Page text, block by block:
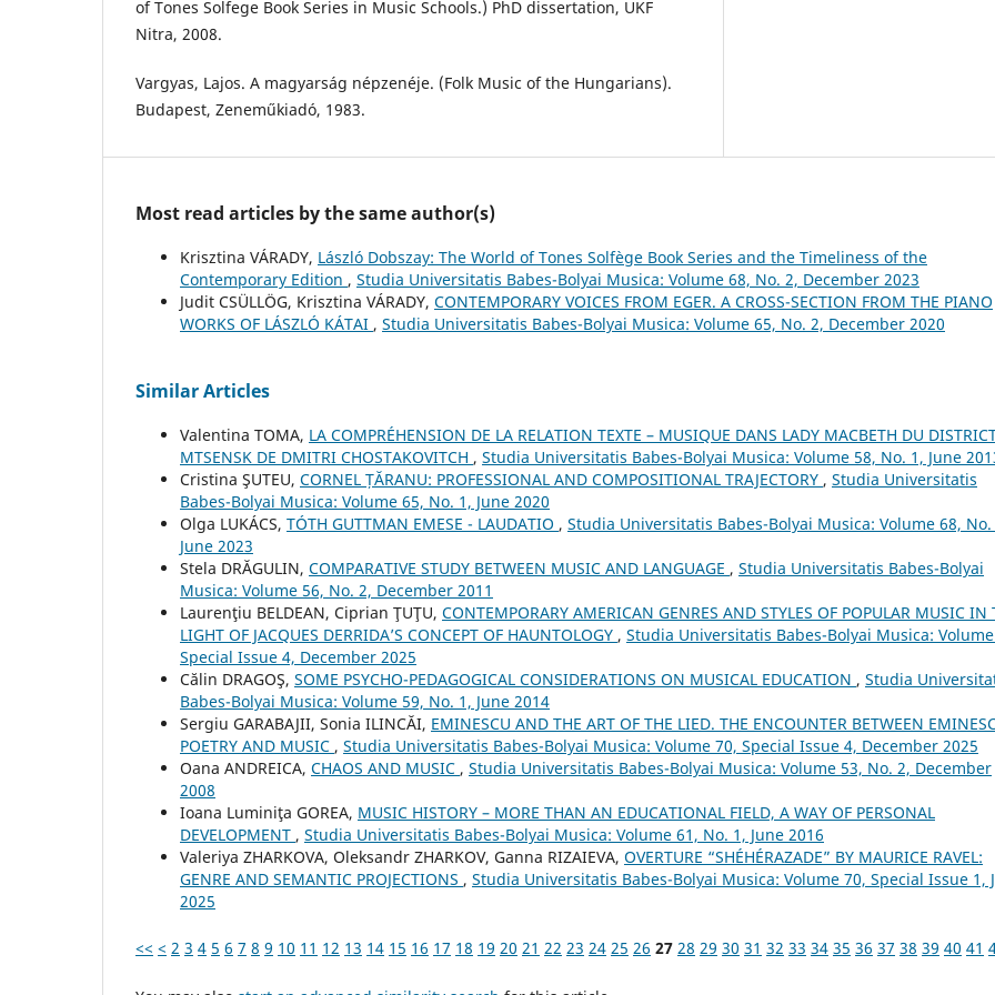
of Tones Solfege Book Series in Music Schools.) PhD dissertation, UKF
Nitra, 2008.
Vargyas, Lajos. A magyarság népzenéje. (Folk Music of the Hungarians).
Budapest, Zeneműkiadó, 1983.
Most read articles by the same author(s)
Krisztina VÁRADY, László Dobszay: The World of Tones Solfège Book Series and the Timeliness of the
Contemporary Edition , Studia Universitatis Babes-Bolyai Musica: Volume 68, No. 2, December 2023
Judit CSÜLLÖG, Krisztina VÁRADY, CONTEMPORARY VOICES FROM EGER. A CROSS-SECTION FROM THE PIANO
WORKS OF LÁSZLÓ KÁTAI , Studia Universitatis Babes-Bolyai Musica: Volume 65, No. 2, December 2020
Similar Articles
Valentina TOMA, LA COMPRÉHENSION DE LA RELATION TEXTE – MUSIQUE DANS LADY MACBETH DU
MTSENSK DE DMITRI CHOSTAKOVITCH , Studia Universitatis Babes-Bolyai Musica: Volume 58, No. 1, June
Cristina ŞUTEU, CORNEL ȚĂRANU: PROFESSIONAL AND COMPOSITIONAL TRAJECTORY , Studia Universitatis
Babes-Bolyai Musica: Volume 65, No. 1, June 2020
Olga LUKÁCS, TÓTH GUTTMAN EMESE - LAUDATIO , Studia Universitatis Babes-Bolyai Musica: Volume 68, No.
June 2023
Stela DRĂGULIN, COMPARATIVE STUDY BETWEEN MUSIC AND LANGUAGE , Studia Universitatis Babes-Bolyai
Musica: Volume 56, No. 2, December 2011
Laurenţiu BELDEAN, Ciprian ŢUŢU, CONTEMPORARY AMERICAN GENRES AND STYLES OF POPULAR MUSIC IN
LIGHT OF JACQUES DERRIDA’S CONCEPT OF HAUNTOLOGY , Studia Universitatis Babes-Bolyai Musica:
Special Issue 4, December 2025
Călin DRAGOŞ, SOME PSYCHO-PEDAGOGICAL CONSIDERATIONS ON MUSICAL EDUCATION , Studia
Babes-Bolyai Musica: Volume 59, No. 1, June 2014
Sergiu GARABAJII, Sonia ILINCĂI, EMINESCU AND THE ART OF THE LIED. THE ENCOUNTER BETWEEN
POETRY AND MUSIC , Studia Universitatis Babes-Bolyai Musica: Volume 70, Special Issue 4, December 2025
Oana ANDREICA, CHAOS AND MUSIC , Studia Universitatis Babes-Bolyai Musica: Volume 53, No. 2, December
2008
Ioana Luminiţa GOREA, MUSIC HISTORY – MORE THAN AN EDUCATIONAL FIELD, A WAY OF PERSONAL
DEVELOPMENT , Studia Universitatis Babes-Bolyai Musica: Volume 61, No. 1, June 2016
Valeriya ZHARKOVA, Oleksandr ZHARKOV, Ganna RIZAIEVA, OVERTURE “SHÉHÉRAZADE” BY MAURICE RAVEL:
GENRE AND SEMANTIC PROJECTIONS , Studia Universitatis Babes-Bolyai Musica: Volume 70, Special Issue 1,
2025
<< < 2 3 4 5 6 7 8 9 10 11 12 13 14 15 16 17 18 19 20 21 22 23 24 25 26 27 28 29 30 31 32 33 34 35 36 37 38 39 40 41